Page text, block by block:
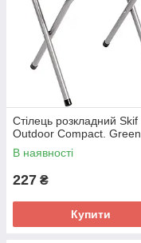
Стілець розкладний Skif
Outdoor Compact. Green
В наявності
227 ₴
Купити